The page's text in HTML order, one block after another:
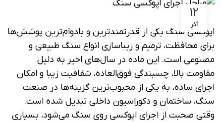
12
آذر
اپوکسی سنگ یکی از قدرتمندترین و بادوام‌ترین پوشش‌ها
برای محافظت، ترمیم و زیباسازی انواع سنگ طبیعی و
مصنوعی است. این ماده در سال‌های اخیر به دلیل
مقاومت بالا، چسبندگی فوق‌العاده، شفافیت زیبا و امکان
اجرای ساده، به یکی از محبوب‌ترین گزینه‌ها در صنعت
سنگ، ساختمان و دکوراسیون داخلی تبدیل شده است.
وقتی صحبت از اجرای اپوکسی روی سنگ می‌شود، بسیاری